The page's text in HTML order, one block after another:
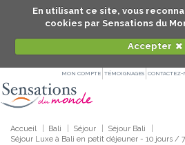
En utilisant ce site, vous
cookies par Sensations du
Accepter
MON COMPTE TÉMOIGNAGES CONTACTEZ-
Accueil Bali Séjour
Séjour Bali
Séjour Luxe à Bali en petit déjeuner - 10 jours /